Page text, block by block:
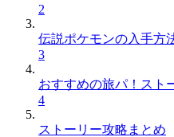
2
伝説ポケモンの入手方
3
おすすめの旅パ！スト
4
ストーリー攻略まとめ